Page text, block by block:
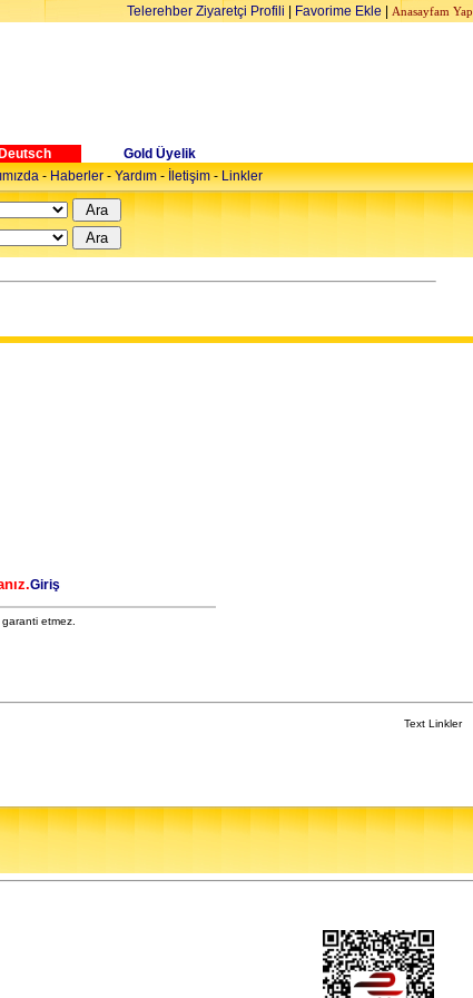
Telerehber Ziyaretçi Profili Favorime Ekle Anasayfam Yap
Deutsch Gold Üyelik
-Haberler-Yardım-İletişim-Linkler
Giriş
etmez.
Text Linkler